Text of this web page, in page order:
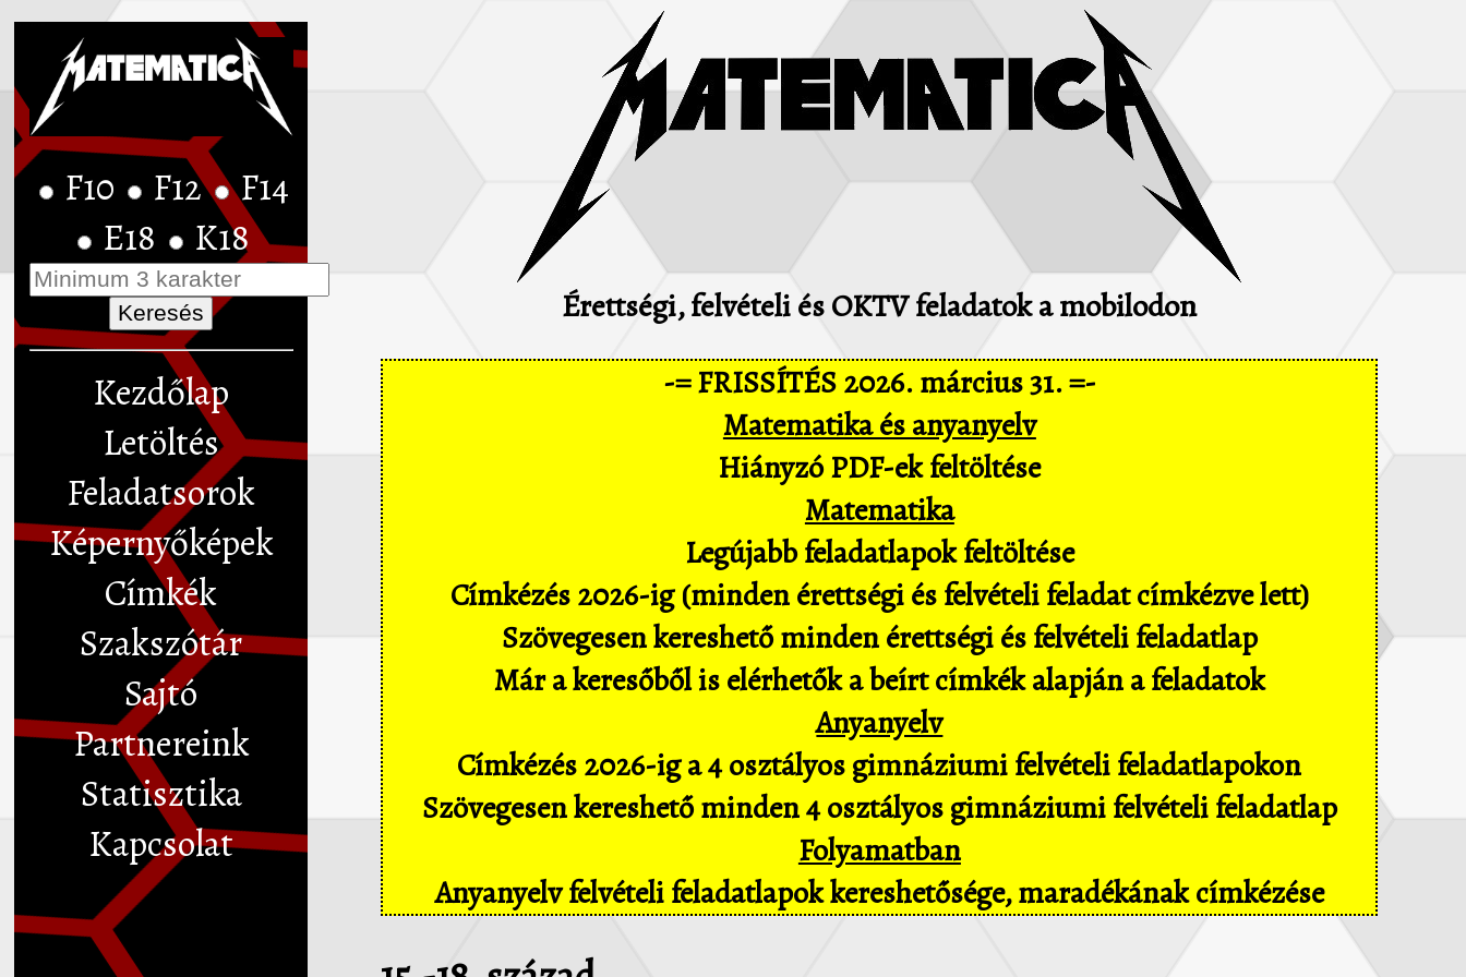
F10 F12
F14
E18
K18
Kezdőlap
Letöltés
Feladatsorok
Képernyőképek
Címkék
Szakszótár
Sajtó
Partnereink
Statisztika
Kapcsolat
Érettségi, felvételi és OKTV feladatok a mobilodon
-= FRISSÍTÉS 2026. március 31. =-
Matematika és anyanyelv
Hiányzó PDF-ek feltöltése
Matematika
Legújabb feladatlapok feltöltése
Címkézés 2026-ig (minden érettségi és felvételi feladat címkézve lett)
Szövegesen kereshető minden érettségi és felvételi feladatlap
Már a keresőből is elérhetők a beírt címkék alapján a feladatok
Anyanyelv
Címkézés 2026-ig a 4 osztályos gimnáziumi felvételi feladatlapokon
Szövegesen kereshető minden 4 osztályos gimnáziumi felvételi feladatlap
Folyamatban
Anyanyelv felvételi feladatlapok kereshetősége, maradékának címkézése